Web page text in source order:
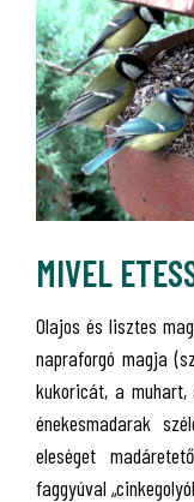
MIVEL
Olajos és lisztes
napraforgó magja
kukoricát, a
énekesmadarak
eleséget
faggyúval